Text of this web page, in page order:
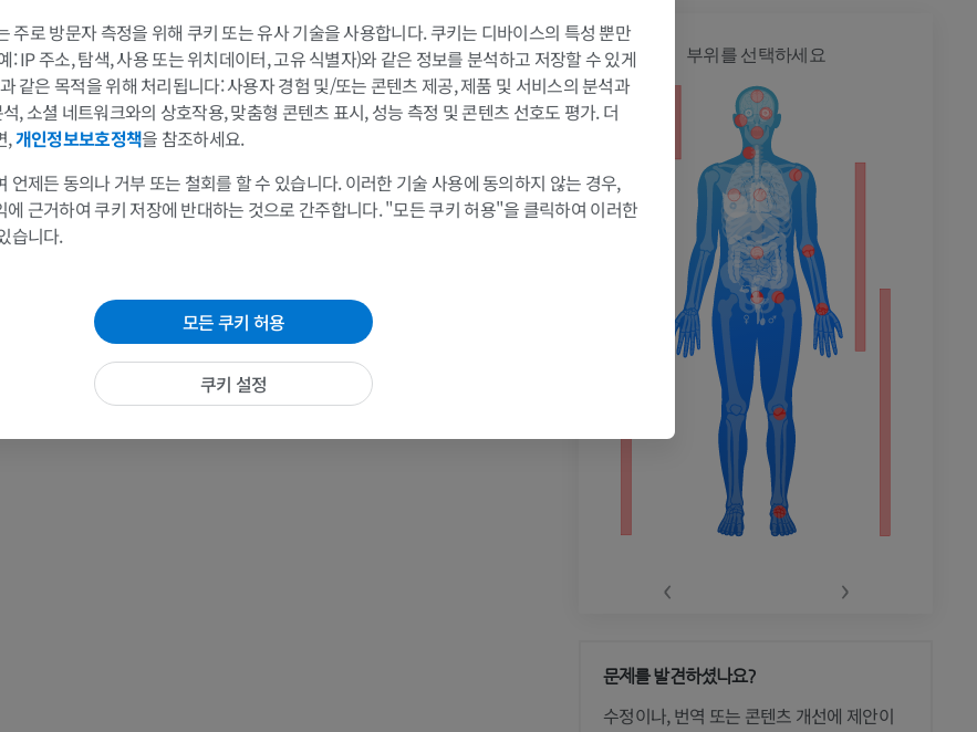
팔 MRI
MRI
손목 MRI
프리미엄
다리
다리
부위를 선택하세요
‹ ›
문제를 발견하셨나요?
수정이나, 번역 또는 콘텐츠 개선에 제안이
주로 방문자 측정을 위해 쿠키 또는 유사 기술을 사용합니다. 쿠키는 디바이스의 특성 뿐만
: IP 주소, 탐색, 사용 또는 위치데이터, 고유 식별자)와 같은 정보를 분석하고 저장할 수 있게
같은 목적을 위해 처리됩니다: 사용자 경험 및/또는 콘텐츠 제공, 제품 및 서비스의 분석과
, 소셜 네트워크와의 상호작용, 맞춤형 콘텐츠 표시, 성능 측정 및 콘텐츠 선호도 평가. 더
,개인정보보호정책을 참조하세요.
언제든 동의나 거부 또는 철회를 할 수 있습니다. 이러한 기술 사용에 동의하지 않는 경우,
에 근거하여 쿠키 저장에 반대하는 것으로 간주합니다. "모든 쿠키 허용"을 클릭하여 이러한
습니다.
모든 쿠키 허용
쿠키 설정